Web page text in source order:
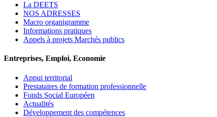
La DEETS
NOS ADRESSES
Macro organigramme
Informations pratiques
Appels à projets Marchés publics
Entreprises, Emploi, Economie
Appui territorial
Prestataires de formation professionnelle
Fonds Social Européen
Actualités
Développement des compétences